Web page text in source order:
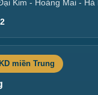
Kim - Hoàng Mai - Hà
miền Trung